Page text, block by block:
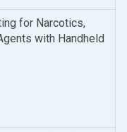
for Narcotics,
with Handheld